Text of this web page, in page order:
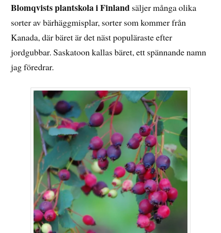
Blomqvists plantskola i Finland säljer många olika
sorter av bärhäggmisplar, sorter som kommer från
Kanada, där bäret är det näst populäraste efter
jordgubbar. Saskatoon kallas bäret, ett spännande namn
jag föredrar.